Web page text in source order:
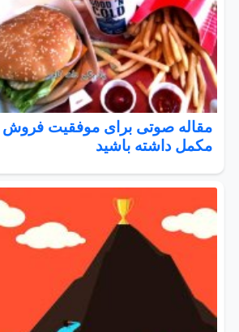
مقاله صوتی برای موفقیت فروش
مکمل داشته باشید